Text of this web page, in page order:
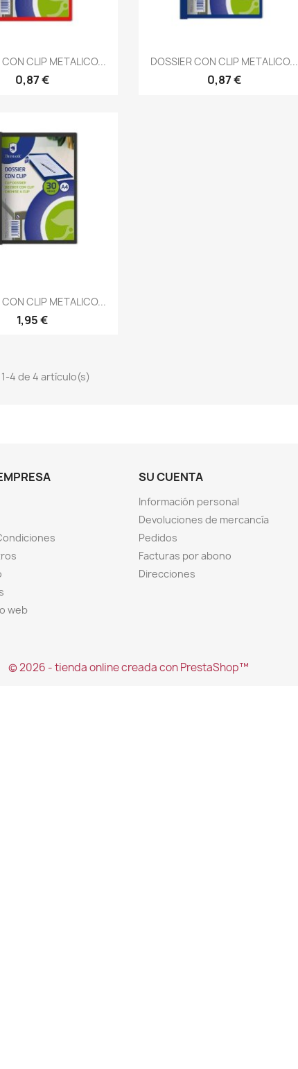
Vista rápida
CON CLIP METALICO...
0,87 €
Vista rápida
DOSSIER CON CLIP METALICO...
0,87 €
Vista rápida
CON CLIP METALICO...
1,95 €
4 de 4 artículo(s)
web
SU CUENTA
Información personal
Devoluciones de mercancía
Pedidos
Facturas por abono
Direcciones
© 2026 - tienda online creada con PrestaShop™